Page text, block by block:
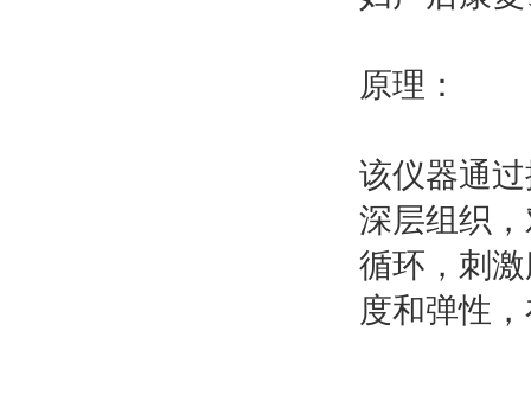
原理：
该仪器通
深层组织
循环，刺
度和弹性